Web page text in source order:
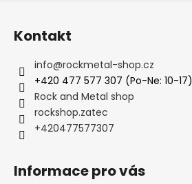
Kontakt
info@rockmetal-shop.cz
+420 477 577 307 (Po-Ne: 10-17)
Rock and Metal shop
rockshop.zatec
+420477577307
Informace pro vás